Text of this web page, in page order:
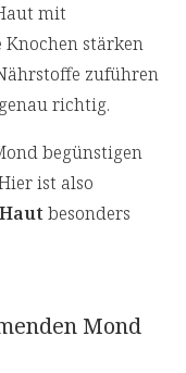
mit
stärken
zuführen
richtig.
begünstigen
ist also
besonders
Mond